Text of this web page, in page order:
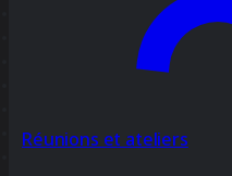
Réunions et ateliers